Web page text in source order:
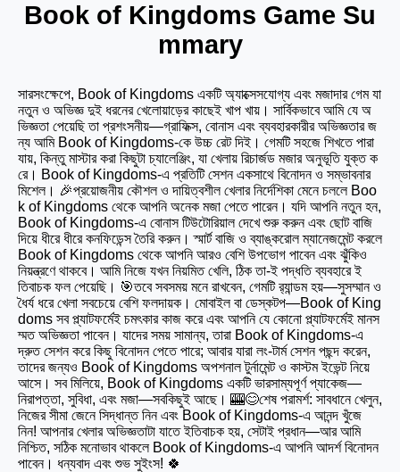
Book of Kingdoms Game Su
mmary
সারসংক্ষেপে, Book of Kingdoms একটি অ্যাক্সেসযোগ্য এবং মজাদার গেম যা
নতুন ও অভিজ্ঞ দুই ধরনের খেলোয়াড়ের কাছেই খাপ খায়। সার্বিকভাবে আমি যে অ
ভিজ্ঞতা পেয়েছি তা প্রশংসনীয়—গ্রাফিক্স, বোনাস এবং ব্যবহারকারীর অভিজ্ঞতার জ
ন্য আমি Book of Kingdoms-কে উচ্চ রেট দিই। গেমটি সহজে শিখতে পারা
যায়, কিন্তু মাস্টার করা কিছুটা চ্যালেঞ্জিং, যা খেলায় রিচার্জড মজার অনুভূতি যুক্ত ক
রে। Book of Kingdoms-এ প্রতিটি সেশন একসাথে বিনোদন ও সম্ভাবনার
মিশেল। 🎉প্রয়োজনীয় কৌশল ও দায়িত্বশীল খেলার নির্দেশিকা মেনে চললে Boo
k of Kingdoms থেকে আপনি অনেক মজা পেতে পারেন। যদি আপনি নতুন হন,
Book of Kingdoms-এ বোনাস টিউটোরিয়াল দেখে শুরু করুন এবং ছোট বাজি
দিয়ে ধীরে ধীরে কনফিডেন্স তৈরি করুন। স্মার্ট বাজি ও ব্যাঙ্করোল ম্যানেজমেন্ট করলে
Book of Kingdoms থেকে আপনি আরও বেশি উপভোগ পাবেন এবং ঝুঁকিও
নিয়ন্ত্রণে থাকবে। আমি নিজে যখন নিয়মিত খেলি, ঠিক তা-ই পদ্ধতি ব্যবহারে ই
তিবাচক ফল পেয়েছি। 🎯তবে সবসময় মনে রাখবেন, গেমটি র‍্যান্ডম হয়—সুসম্মান ও
ধৈর্য ধরে খেলা সবচেয়ে বেশি ফলদায়ক। মোবাইল বা ডেস্কটপ—Book of King
doms সব প্ল্যাটফর্মেই চমৎকার কাজ করে এবং আপনি যে কোনো প্ল্যাটফর্মেই মানস
ম্মত অভিজ্ঞতা পাবেন। যাদের সময় সামান্য, তারা Book of Kingdoms-এ
দ্রুত সেশন করে কিছু বিনোদন পেতে পারে; আবার যারা লং-টার্ম সেশন পছন্দ করেন,
তাদের জন্যও Book of Kingdoms অপশনাল টুর্নামেন্ট ও কাস্টম ইভেন্ট নিয়ে
আসে। সব মিলিয়ে, Book of Kingdoms একটি ভারসাম্যপূর্ণ প্যাকেজ—
নিরাপত্তা, সুবিধা, এবং মজা—সবকিছুই আছে। 🎰😊শেষ পরামর্শ: সাবধানে খেলুন,
নিজের সীমা জেনে সিদ্ধান্ত নিন এবং Book of Kingdoms-এ আনন্দ খুঁজে
নিন! আপনার খেলার অভিজ্ঞতাটা যাতে ইতিবাচক হয়, সেটাই প্রধান—আর আমি
নিশ্চিত, সঠিক মনোভাব থাকলে Book of Kingdoms-এ আপনি আদর্শ বিনোদন
পাবেন। ধন্যবাদ এবং শুভ সুইংস! 🍀